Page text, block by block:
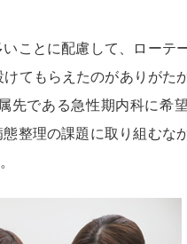
ことに配慮して、ローテ
てもらえたのがありがた
先である急性期内科に希
整理の課題に取り組むな